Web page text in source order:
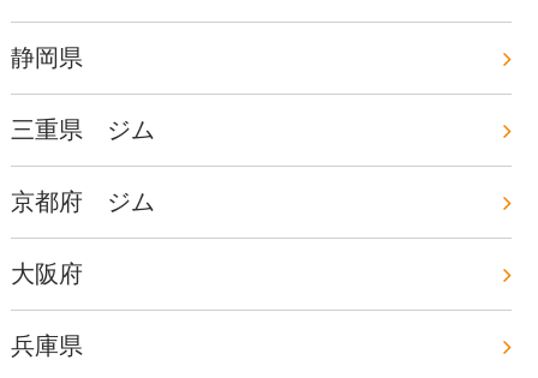
静岡県
三重県 ジム
京都府 ジム
大阪府
兵庫県